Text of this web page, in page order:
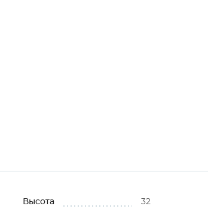
Высота 32